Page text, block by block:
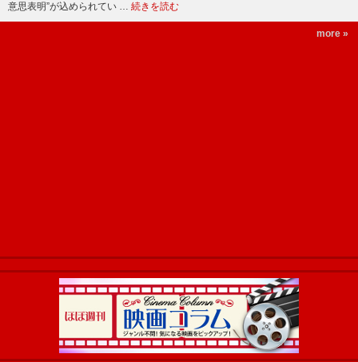
意思表明”が込められてい … 続きを読む
more »